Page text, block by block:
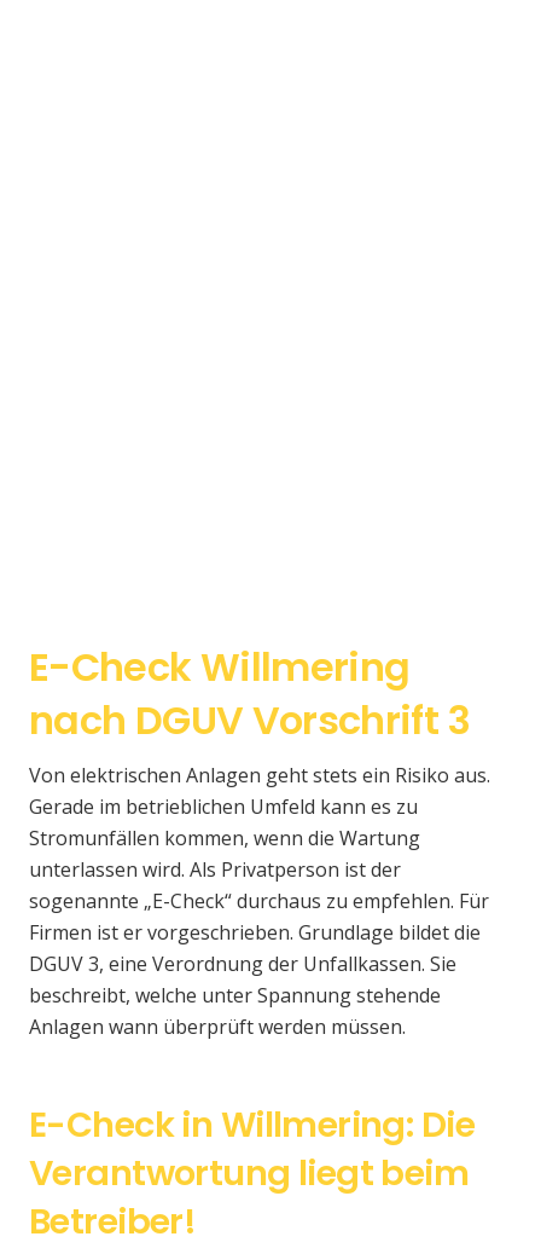
E-Check Willmering
nach DGUV Vorschrift 3
Von elektrischen Anlagen geht stets ein Risiko aus.
Gerade im betrieblichen Umfeld kann es zu
Stromunfällen kommen, wenn die Wartung
unterlassen wird. Als Privatperson ist der
sogenannte „E-Check“ durchaus zu empfehlen. Für
Firmen ist er vorgeschrieben. Grundlage bildet die
DGUV 3, eine Verordnung der Unfallkassen. Sie
beschreibt, welche unter Spannung stehende
Anlagen wann überprüft werden müssen.
E-Check in Willmering: Die
Verantwortung liegt beim
Betreiber!